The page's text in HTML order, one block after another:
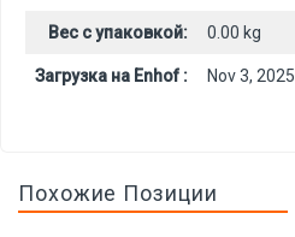
Вес с упаковкой: 0.00 kg
Загрузка на Enhof : Nov 3, 2025
Похожие Позиции